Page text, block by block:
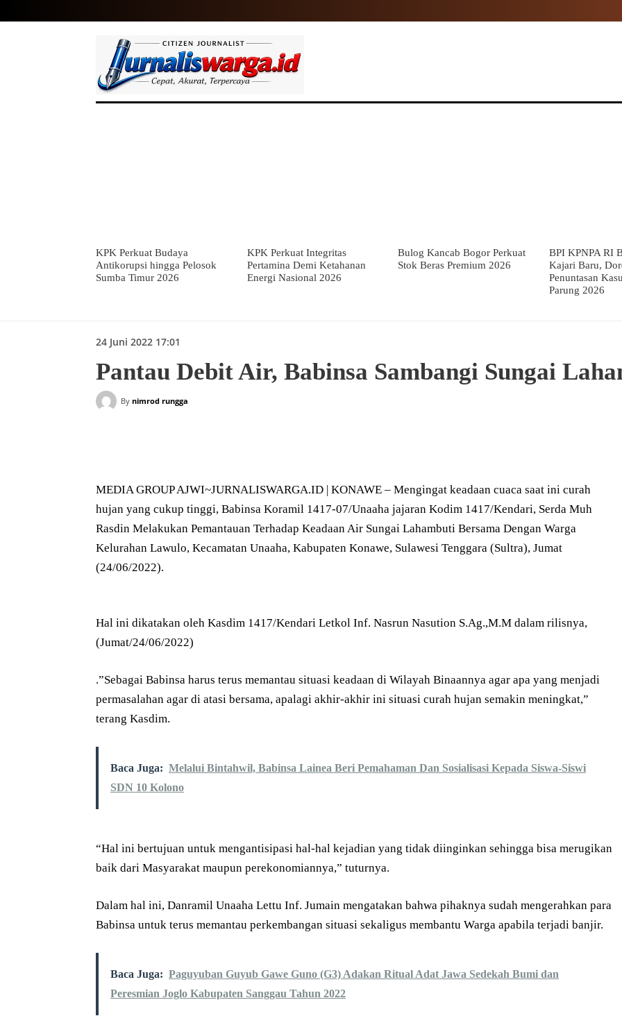
KPK Perkuat Budaya
Antikorupsi hingga Pelosok
Sumba Timur 2026
KPK Perkuat Integritas
Pertamina Demi Ketahanan
Energi Nasional 2026
Bulog Kancab Bogor Perkuat
Stok Beras Premium 2026
BPI KPNPA RI
Kajari Baru,
Penuntasan
Parung 2026
24 Juni 2022 17:01
Pantau Debit Air, Babinsa Sambangi Sungai
By nimrod rungga
MEDIA GROUP AJWI~JURNALISWARGA.ID | KONAWE – Mengingat keadaan cuaca saat ini curah
hujan yang cukup tinggi, Babinsa Koramil 1417-07/Unaaha jajaran Kodim 1417/Kendari, Serda Muh
Rasdin Melakukan Pemantauan Terhadap Keadaan Air Sungai Lahambuti Bersama Dengan Warga
Kelurahan Lawulo, Kecamatan Unaaha, Kabupaten Konawe, Sulawesi Tenggara (Sultra), Jumat
(24/06/2022).
Hal ini dikatakan oleh Kasdim 1417/Kendari Letkol Inf. Nasrun Nasution S.Ag.,M.M dalam rilisnya,
(Jumat/24/06/2022)
.”Sebagai Babinsa harus terus memantau situasi keadaan di Wilayah Binaannya agar apa yang menjadi
permasalahan agar di atasi bersama, apalagi akhir-akhir ini situasi curah hujan semakin meningkat,”
terang Kasdim.
Baca Juga: Melalui Bintahwil, Babinsa Lainea Beri Pemahaman Dan Sosialisasi Kepada Siswa-Siswi
SDN 10 Kolono
“Hal ini bertujuan untuk mengantisipasi hal-hal kejadian yang tidak diinginkan sehingga bisa merugikan
baik dari Masyarakat maupun perekonomiannya,” tuturnya.
Dalam hal ini, Danramil Unaaha Lettu Inf. Jumain mengatakan bahwa pihaknya sudah mengerahkan para
Babinsa untuk terus memantau perkembangan situasi sekaligus membantu Warga apabila terjadi banjir.
Baca Juga: Paguyuban Guyub Gawe Guno (G3) Adakan Ritual Adat Jawa Sedekah Bumi dan
Peresmian Joglo Kabupaten Sanggau Tahun 2022